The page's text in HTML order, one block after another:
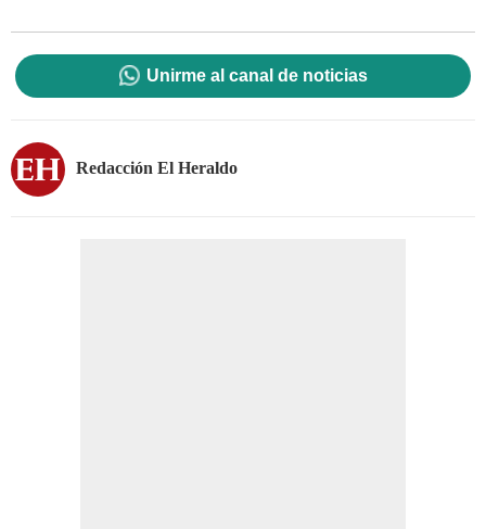
Unirme al canal de noticias
Redacción El Heraldo